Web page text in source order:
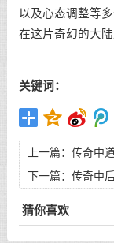
以及心态调整等
在这片奇幻的大
关键词：
上一篇： 传奇中
下一篇： 传奇中
猜你喜欢